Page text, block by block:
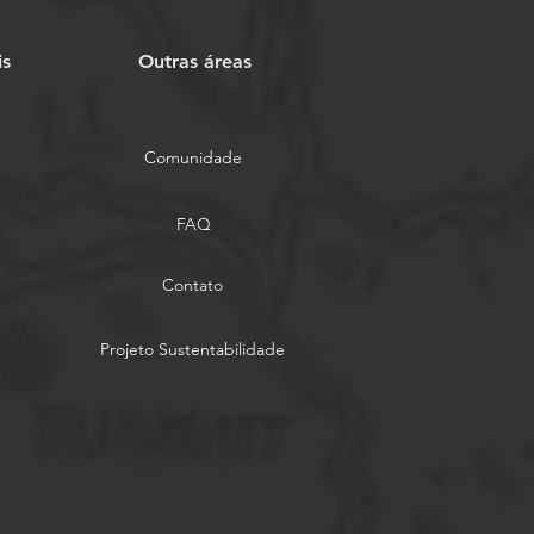
Outras áreas
Comunidade
FAQ
Contato
Projeto Sustentabilidade